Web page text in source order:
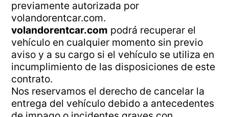
previamente autorizada por
volandorentcar.com.
volandorentcar.com podrá recuperar el
vehículo en cualquier momento sin previo
aviso y a su cargo si el vehículo se utiliza en
incumplimiento de las disposiciones de este
contrato.
Nos reservamos el derecho de cancelar la
entrega del vehículo debido a antecedentes